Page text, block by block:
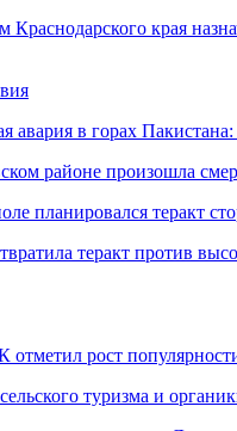
Краснодарского края
авария в горах
районе произошла
планировался теракт
теракт против
рост
туризма и